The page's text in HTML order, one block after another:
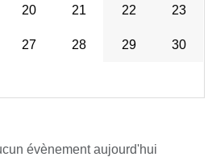
20 21 22 23
27 28 29 30
évènement aujourd'hui